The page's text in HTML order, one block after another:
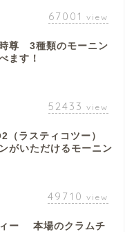
67001 view
尊 3種類のモーニン
ます！
52433 view
（ラスティコツー）
がいただけるモーニン
49710 view
ー 本場のクラムチ